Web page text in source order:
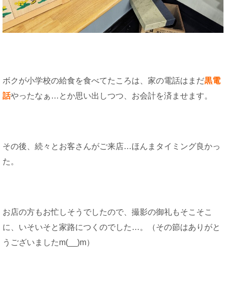
ボクが小学校の給食を食べてたころは、家の電話はまだ黒電
話やったなぁ…とか思い出しつつ、お会計を済ませます。
その後、続々とお客さんがご来店…ほんまタイミング良かっ
た。
お店の方もお忙しそうでしたので、撮影の御礼もそこそこ
に、いそいそと家路につくのでした…。（その節はありがと
うございましたm(__)m）